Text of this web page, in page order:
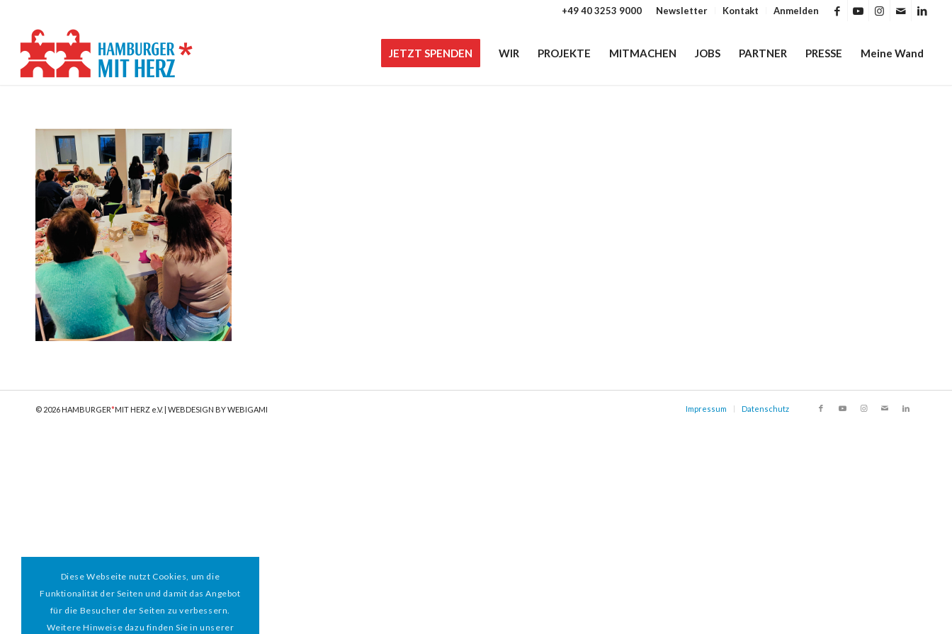
Newsletter Kontakt Anmelden
+49 40 3253 9000
JETZT SPENDEN WIR PROJEKTE MITMACHEN JOBS PARTNER PRESSE Meine Wand
© 2026 HAMBURGER*MIT HERZ e.V. | WEBDESIGN BY WEBIGAMI Impressum Datenschutz
Diese Webseite nutzt Cookies, um die
Funktionalität der Seiten und damit das Angebot
für die Besucher der Seiten zu verbessern.
Weitere Hinweise dazu finden Sie in unserer